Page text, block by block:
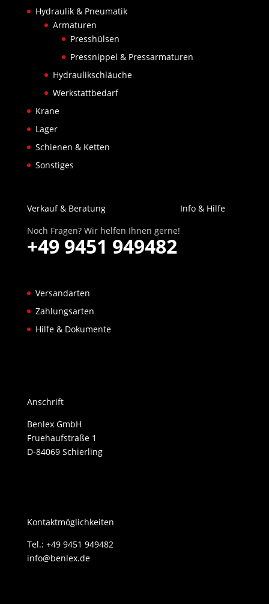
Hydraulik & Pneumatik
Armaturen
Presshülsen
Pressnippel & Pressarmaturen
Hydraulikschläuche
Werkstattbedarf
Krane
Lager
Schienen & Ketten
Sonstiges
Verkauf & Beratung
Noch Fragen? Wir helfen Ihnen gerne!
+49 9451 949482
Info & Hilfe
Versandarten
Zahlungsarten
Hilfe & Dokumente
Anschrift
Benlex GmbH
Fruehaufstraße 1
D-84069 Schierling
Kontaktmöglichkeiten
Tel.: +49 9451 949482
info@benlex.de